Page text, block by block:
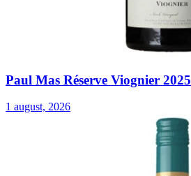
Paul Mas Réserve Viognier 2025
1 august, 2026